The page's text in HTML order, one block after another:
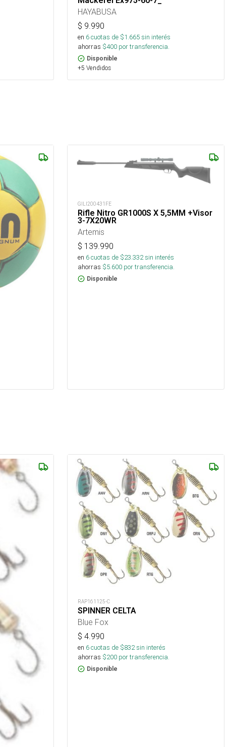
HAYABUSA
$ 9.990
en 6cuotas de $1.665sin interés
ahorras $400 por transferencia.
Disponible
+5 Vendidos
GILI200431FE
Rifle Nitro GR1000S X 5,5MM +Visor
3-7X20WR
Artemis
$ 139.990
en 6cuotas de $23.332sin interés
ahorras $5.600 por transferencia.
Disponible
RAP161125-C
SPINNER CELTA
Blue Fox
$ 4.990
en 6cuotas de $832sin interés
ahorras $200 por transferencia.
Disponible